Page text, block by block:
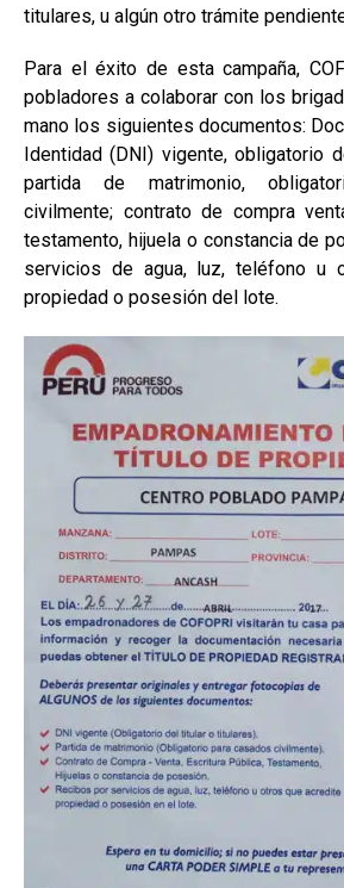
titulares, u algún otro trámite
Para el éxito de esta campaña,
pobladores a colaborar con los
mano los siguientes documentos:
Identidad (DNI) vigente, obligatorio
partida de matrimonio,
civilmente; contrato de compra
testamento, hijuela o constancia de
servicios de agua, luz, teléfono u
propiedad o posesión del lote.